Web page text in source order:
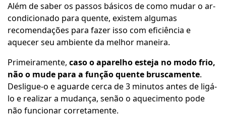
Além de saber os passos básicos decomo mudar o ar-
condicionado para quente, existem algumas
recomendações para fazer isso com eficiência e
aquecer seu ambiente da melhor maneira.
Primeiramente, caso o aparelho esteja no modo frio,
não o mude para a função quente bruscamente.
Desligue-o e aguarde cerca de 3 minutos antes de ligá-
lo e realizar a mudança, senão o aquecimento pode
não funcionar corretamente.